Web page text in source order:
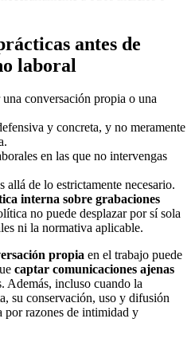
antes de
laboral
conversación propia o una
y concreta, y no meramente
en las que no intervengas
allá de lo estrictamente necesario.
interna sobre grabaciones
no puede desplazar por sí sola
ni la normativa aplicable.
propia en el trabajo puede
captar comunicaciones ajenas
Además, incluso cuando la
su conservación, uso y difusión
por razones de intimidad y